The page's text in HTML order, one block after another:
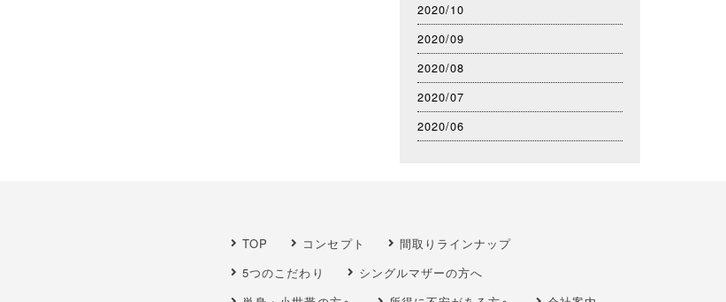
2020/10
2020/09
2020/08
2020/07
2020/06
TOP コンセプト
間取りラインナップ
5つのこだわり
シングルマザーの方へ